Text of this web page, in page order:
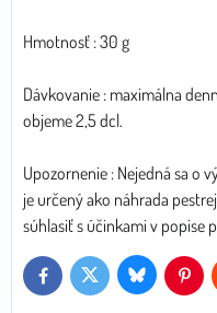
Hmotnosť : 30 g
Dávkovanie : maximálna
objeme 2,5 dcl.
Upozornenie : Nejedná sa o
je určený ako náhrada
súhlasiť s účinkami v popise
FacebookTwitter Bluesky